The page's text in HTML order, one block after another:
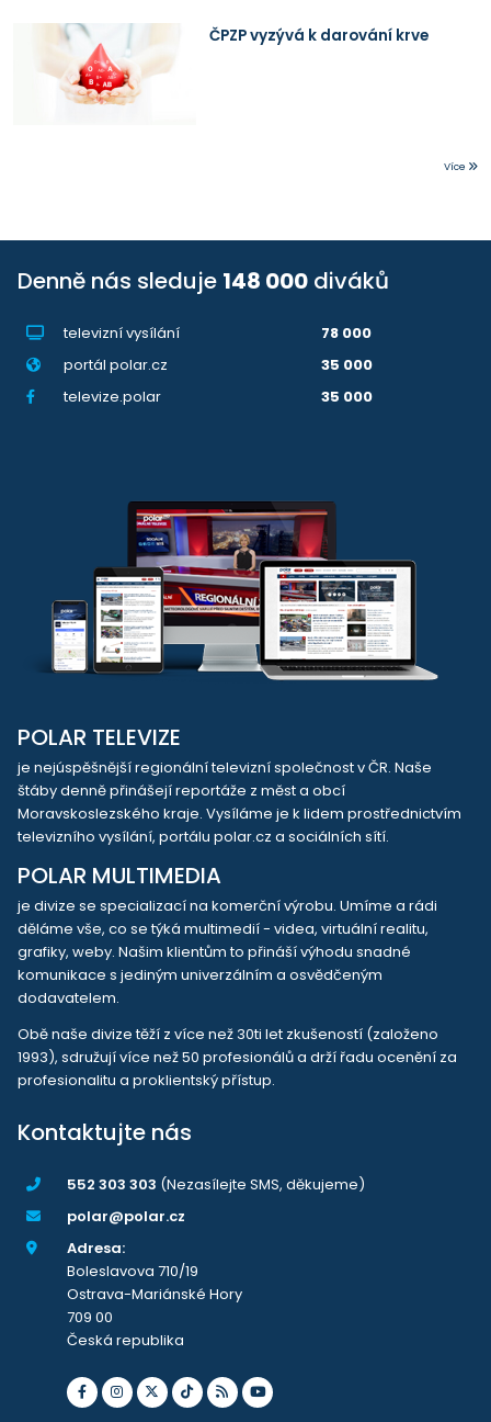
ČPZP vyzývá k darování krve
Více
Denně nás sleduje 148 000 diváků
televizní vysílání
78 000
portál polar.cz
35 000
televize.polar
35 000
POLAR TELEVIZE
je nejúspěšnější regionální televizní společnost v ČR. Naše
štáby denně přinášejí reportáže z měst a obcí
Moravskoslezského kraje. Vysíláme je k lidem prostřednictvím
televizního vysílání, portálu polar.cz a sociálních sítí.
POLAR MULTIMEDIA
je divize se specializací na komerční výrobu. Umíme a rádi
děláme vše, co se týká multimedií - videa, virtuální realitu,
grafiky, weby. Našim klientům to přináší výhodu snadné
komunikace s jediným univerzálním a osvědčeným
dodavatelem.
Obě naše divize těží z více než 30ti let zkušeností (založeno
1993), sdružují více než 50 profesionálů a drží řadu ocenění za
profesionalitu a proklientský přístup.
Kontaktujte nás
552 303 303 (Nezasílejte SMS, děkujeme)
polar@polar.cz
Adresa:
Boleslavova 710/19
Ostrava-Mariánské Hory
709 00
Česká republika